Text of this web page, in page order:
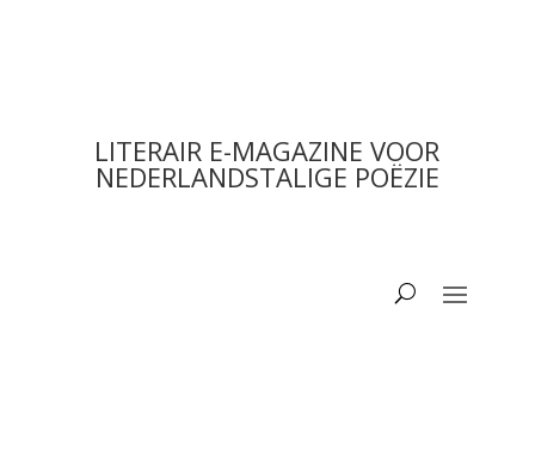
LITERAIR E-MAGAZINE VOOR
NEDERLANDSTALIGE POËZIE